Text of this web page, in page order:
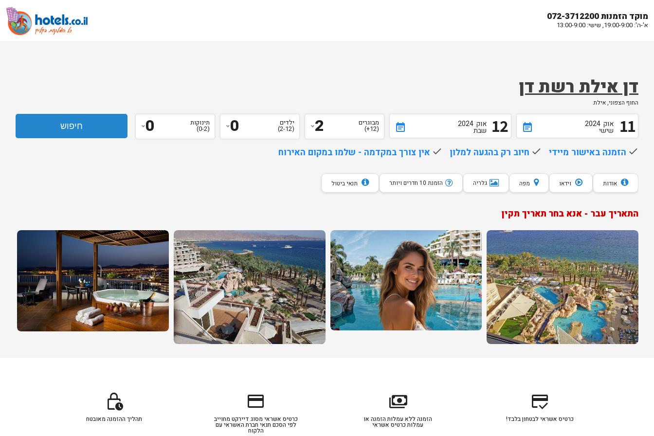
מוקד הזמנות 072-3712200
א'-ה': 19:00-9:00, שישי: 13:00-9:00
דן אילת רשת דן
החוף הצפוני, אילת
event_note 11 אוק 2024
שישי event_note 12 אוק 2024
שבת
מבוגרים
(12+)
2 ילדים
(2-12)
0 תינוקות
(0-2)
0
done הזמנה באישור מיידי done חיוב רק בהגעה למלון done אין צורך במקדמה - שלמו במקום האירוח
אודות וידאו מפה גלריה הזמנת 10 חדרים ויותר תנאי ביטול
התאריך עבר - אנא בחר תאריך תקין
credit_score
כרטיס אשראי לבטחון בלבד!
payments
הזמנה ללא עמלות הזמנה או
עמלות כרטיס אשראי
credit_card
כרטיס אשראי מסוג דיירקט מחוייב
לפי הסכם תנאי חברת האשראי עם
הלקוח
lock_clock
תהליך ההזמנה מאובטח